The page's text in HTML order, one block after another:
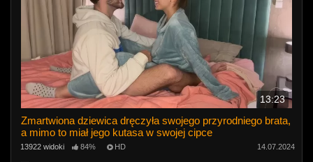
13:23
Zmartwiona dziewica dręczyła swojego przyrodniego brata,
a mimo to miał jego kutasa w swojej cipce
13922 widoki 84% HD 14.07.2024